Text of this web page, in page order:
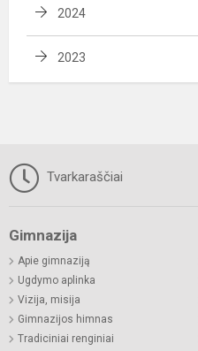
2024
2023
Tvarkaraščiai
Gimnazija
Apie gimnaziją
Ugdymo aplinka
Vizija, misija
Gimnazijos himnas
Tradiciniai renginiai